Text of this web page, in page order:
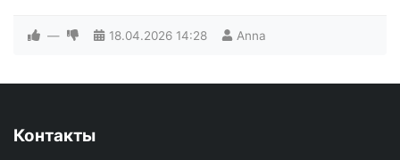
— 18.04.2026 14:28 Anna
Контакты